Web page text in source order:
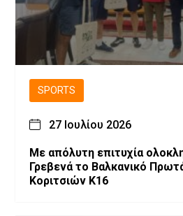
SPORTS
27 Ιουλίου 2026
Με απόλυτη επιτυχία
Γρεβενά το Βαλκανικό
Κοριτσιών Κ16